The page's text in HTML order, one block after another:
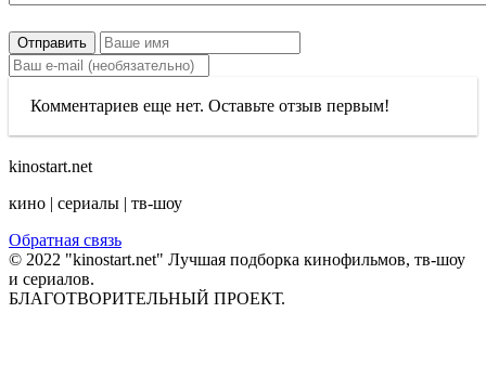
Отправить
Комментариев еще нет. Оставьте отзыв первым!
kinostart.net
кино | сериалы | тв-шоу
Обратная связь
© 2022 "kinostart.net" Лучшая подборка кинофильмов, тв-шоу
и сериалов.
БЛАГОТВОРИТЕЛЬНЫЙ ПРОЕКТ.